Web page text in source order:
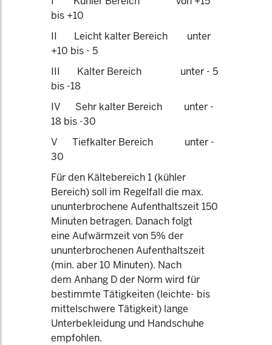
bis +10
II Leicht kalter Bereich unter
+10 bis - 5
III Kalter Bereich unter - 5
bis -18
IV Sehr kalter Bereich unter -
18 bis -30
V Tiefkalter Bereich unter -
30
Für den Kältebereich 1 (kühler
Bereich) soll im Regelfall die max.
ununterbrochene Aufenthaltszeit 150
Minuten betragen. Danach folgt
eine Aufwärmzeit von 5% der
ununterbrochenen Aufenthaltszeit
(min. aber 10 Minuten). Nach
dem Anhang D der Norm wird für
bestimmte Tätigkeiten (leichte- bis
mittelschwere Tätigkeit) lange
Unterbekleidung und Handschuhe
empfohlen.